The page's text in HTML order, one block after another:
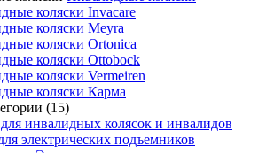
коляски Invacare
коляски Meyra
коляски Ortonica
коляски Ottobock
коляски Vermeiren
коляски Карма
(15)
инвалидных колясок и инвалидов
электрических подъемников